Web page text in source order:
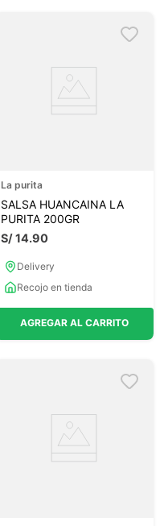
La purita
SALSA HUANCAINA LA
PURITA 200GR
S/14.90
Delivery
Recojo en tienda
AGREGAR AL CARRITO